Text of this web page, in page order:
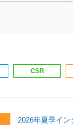
CSR
2026年夏季イ